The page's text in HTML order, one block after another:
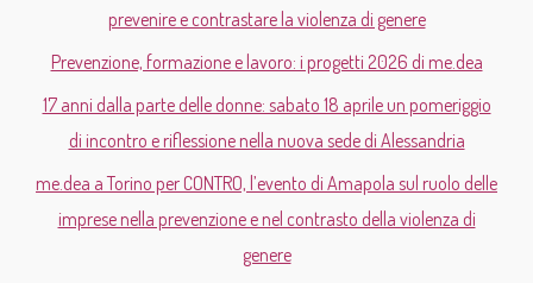
prevenire e contrastare la violenza di genere
Prevenzione, formazione e lavoro: i progetti 2026 di me.dea
17 anni dalla parte delle donne: sabato 18 aprile un pomeriggio
di incontro e riflessione nella nuova sede di Alessandria
me.dea a Torino per CONTRO, l’evento di Amapola sul ruolo delle
imprese nella prevenzione e nel contrasto della violenza di
genere